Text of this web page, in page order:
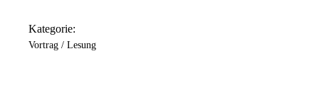
Kategorie:
Vortrag / Lesung